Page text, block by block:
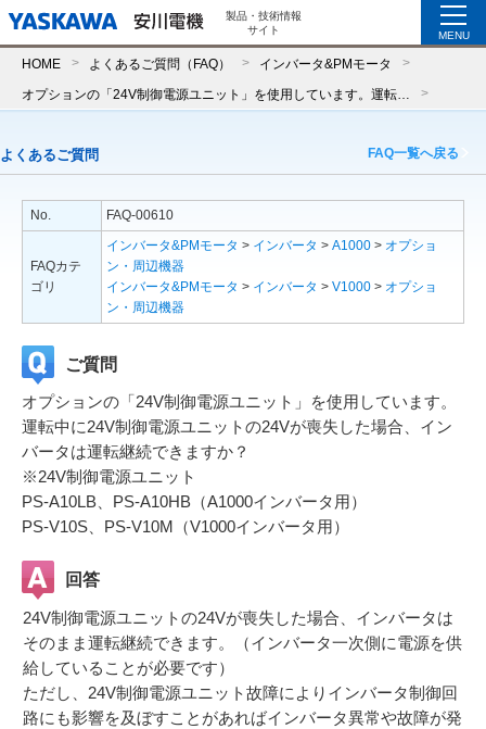
製品・技術情報
サイト
MENU
HOME よくあるご質問（FAQ） インバータ&PMモータ
よくあるご質問 FAQ一覧へ戻る
No. FAQ-00610
FAQカテ
ゴリ
インバータ&PMモータ > インバータ > A1000 > オプショ
ン・周辺機器
インバータ&PMモータ > インバータ > V1000 > オプショ
ン・周辺機器
ご質問
オプションの「24V制御電源ユニット」を使用しています。
運転中に24V制御電源ユニットの24Vが喪失した場合、イン
バータは運転継続できますか？
※24V制御電源ユニット
PS-A10LB、PS-A10HB（A1000インバータ用）
PS-V10S、PS-V10M（V1000インバータ用）
回答
24V制御電源ユニットの24Vが喪失した場合、インバータは
そのまま運転継続できます。（インバータ一次側に電源を供
給していることが必要です）
ただし、24V制御電源ユニット故障によりインバータ制御回
路にも影響を及ぼすことがあればインバータ異常や故障が発